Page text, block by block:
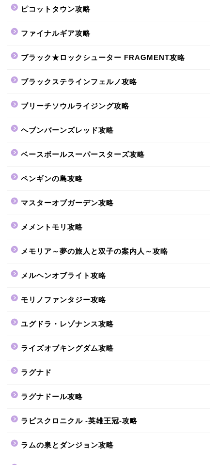
ピコットタウン攻略
ファイナルギア攻略
ブラック★ロックシューター FRAGMENT攻略
ブラックステラインフェルノ攻略
ブリーチソウルライジング攻略
ヘブンバーンズレッド攻略
ベースボールスーパースターズ攻略
ペンギンの島攻略
マスターオブガーデン攻略
メメントモリ攻略
メモリア～夢の旅人と双子の案内人～攻略
メルヘンオブライト攻略
モリノファンタジー攻略
ユグドラ・レゾナンス攻略
ライズオブキングダム攻略
ラグナド
ラグナドール攻略
ラピスクロニクル -英雄王冠-攻略
ラムの泉とダンジョン攻略